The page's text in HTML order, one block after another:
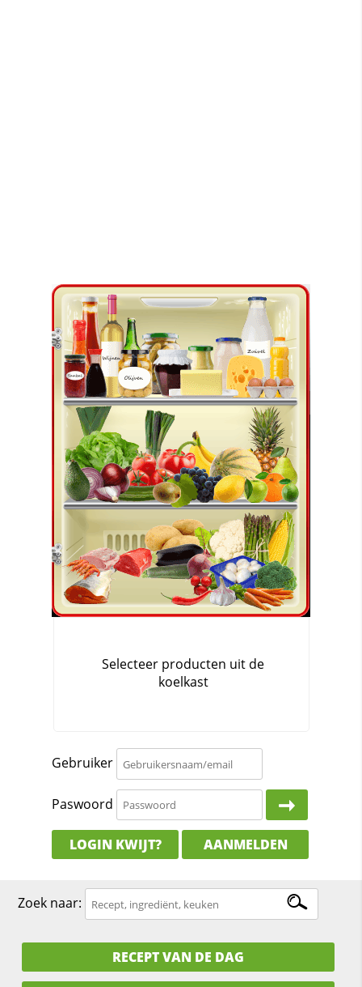
Gebruiker
Paswoord
LOGIN KWIJT? AANMELDEN
Zoek naar:
RECEPT VAN DE DAG